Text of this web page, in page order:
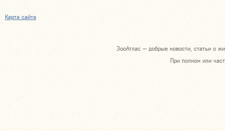
Карта сайта
ЗооАтлас — добрые новости, статьи о
При полном или